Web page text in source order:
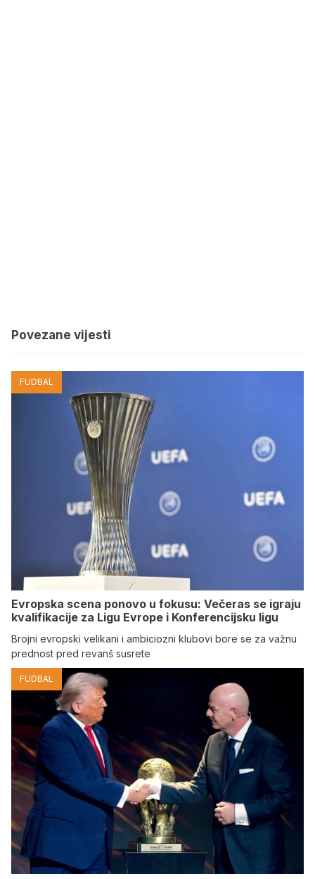
Povezane vijesti
FUDBAL
Evropska scena ponovo u fokusu: Večeras se igraju
kvalifikacije za Ligu Evrope i Konferencijsku ligu
Brojni evropski velikani i ambiciozni klubovi bore se za važnu
prednost pred revanš susrete
FUDBAL